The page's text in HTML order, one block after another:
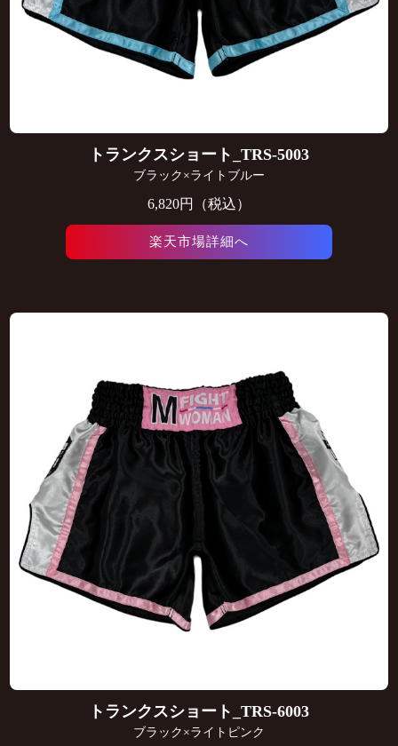
トランクスショート_TRS-5003
ブラック×ライトブルー
6,820円（税込）
楽天市場詳細へ
トランクスショート_TRS-6003
ブラック×ライトピンク